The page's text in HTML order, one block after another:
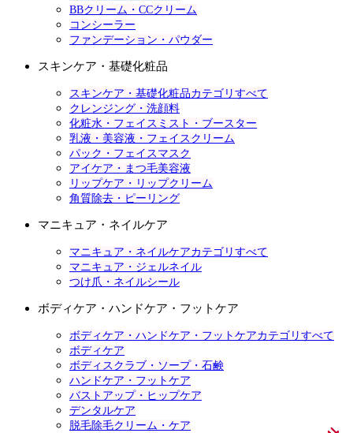
BBクリーム・CCクリーム
コンシーラー
ファンデーション・パウダー
スキンケア・基礎化粧品
スキンケア・基礎化粧品カテゴリすべて
クレンジング・洗顔料
化粧水・フェイスミスト・ブースター
乳液・美容液・フェイスクリーム
パック・フェイスマスク
アイケア・まつ毛美容液
リップケア・リップクリーム
角質除去・ピーリング
マニキュア・ネイルケア
マニキュア・ネイルケアカテゴリすべて
マニキュア・ジェルネイル
つけ爪・ネイルシール
ボディケア・ハンドケア・フットケア
ボディケア・ハンドケア・フットケアカテゴリすべて
ボディケア
ボディスクラブ・ソープ・石鹸
ハンドケア・フットケア
バストアップ・ヒップケア
デンタルケア
脱毛除毛クリーム・ケア